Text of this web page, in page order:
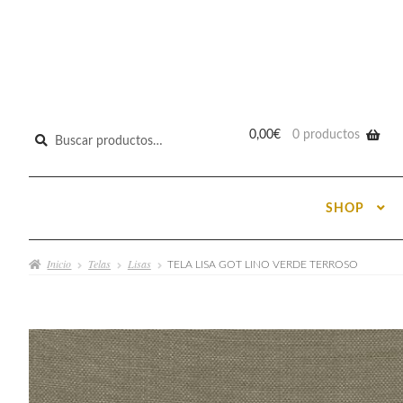
Buscar
0,00€ 0 productos
SHOP
Inicio Telas Lisas TELA LISA GOT LINO VERDE TERROSO